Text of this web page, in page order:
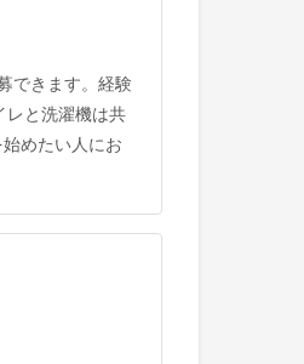
できます。経験
レと洗濯機は共
めたい人にお